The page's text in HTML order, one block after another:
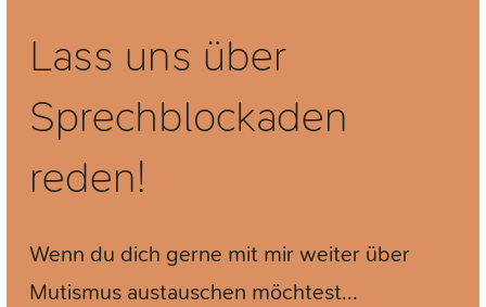
Lass uns über
Sprechblockaden
reden!
Wenn du dich gerne mit mir weiter über
Mutismus austauschen möchtest...